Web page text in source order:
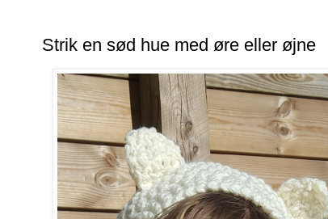
Strik en sød hue med øre eller øjne